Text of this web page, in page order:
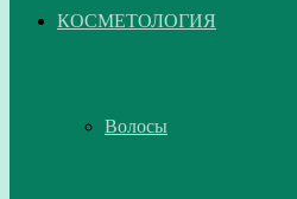
КОСМЕТОЛОГИЯ
Волосы